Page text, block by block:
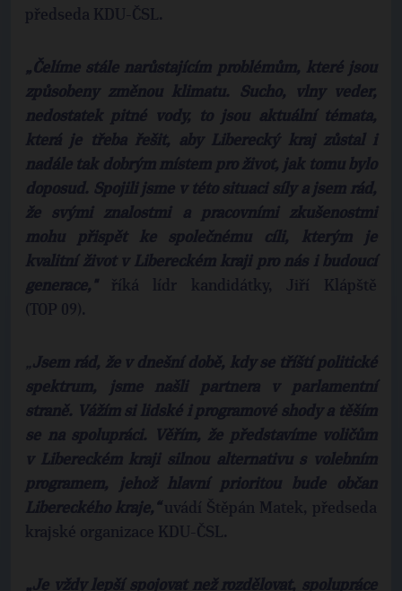
předseda KDU-ČSL.
„Čelíme stále narůstajícím problémům, které jsou
způsobeny změnou klimatu. Sucho, vlny veder,
nedostatek pitné vody, to jsou aktuální témata,
která je třeba řešit, aby Liberecký kraj zůstal i
nadále tak dobrým místem pro život, jak tomu bylo
doposud. Spojili jsme v této situaci síly a jsem rád,
že svými znalostmi a pracovními zkušenostmi
mohu přispět ke společnému cíli, kterým je
kvalitní život v Libereckém kraji pro nás i budoucí
generace," říká lídr kandidátky, Jiří Klápště
(TOP 09).
„Jsem rád, že v dnešní době, kdy se tříští politické
spektrum, jsme našli partnera v parlamentní
straně. Vážím si lidské i programové shody a těším
se na spolupráci. Věřím, že představíme voličům
v Libereckém kraji silnou alternativu s volebním
programem, jehož hlavní prioritou bude občan
Libereckého kraje,“uvádí Štěpán Matek, předseda
krajské organizace KDU-ČSL.
„Je vždy lepší spojovat než rozdělovat, spolupráce